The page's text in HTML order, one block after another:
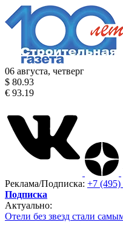
06 августа, четверг
$ 80.93
€ 93.19
Реклама/Подписка: +7 (495)
Подписка
Актуально:
Отели без звезд стали